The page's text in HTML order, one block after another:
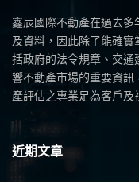
鑫辰國際不動產在過去
及資料，因此除了能確
括政府的法令規章、交
響不動產市場的重要資
產評估之專業足為客戶及
近期文章